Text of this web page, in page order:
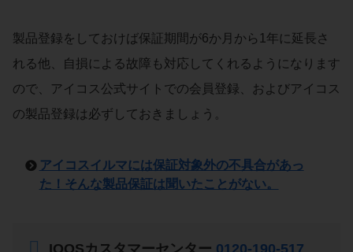
製品登録をしておけば保証期間が6か月から1年に延長さ
れる他、自損による故障も対応してくれるようになります
ので、アイコス公式サイトでの会員登録、およびアイコス
の製品登録は必ずしておきましょう。
アイコスイルマには保証対象外の不具合があっ
た！そんな製品保証は聞いたことがない。
IQOSカスタマーセンター 0120-190-517